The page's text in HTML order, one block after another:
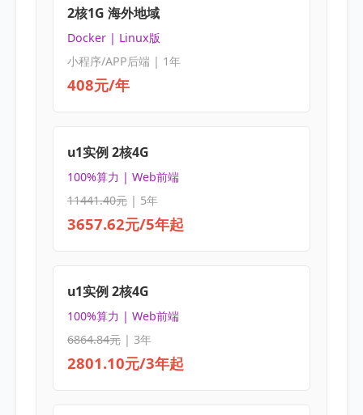
2核1G 海外地域
Docker | Linux版
小程序/APP后端 | 1年
408元/年
u1实例 2核4G
100%算力 | Web前端
11441.40元| 5年
3657.62元/5年起
u1实例 2核4G
100%算力 | Web前端
6864.84元| 3年
2801.10元/3年起